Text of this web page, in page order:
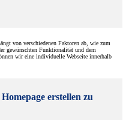
von verschiedenen Faktoren ab, wie zum
gewünschten Funktionalität und dem
wir eine individuelle Webseite innerhalb
erstellen zu